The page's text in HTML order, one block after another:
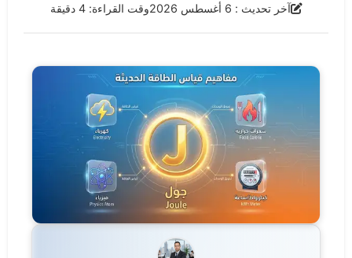
آخر تحديث:
آخر تحديث : 6 أغسطس 2026 وقت القراءة: 4 دقيقة